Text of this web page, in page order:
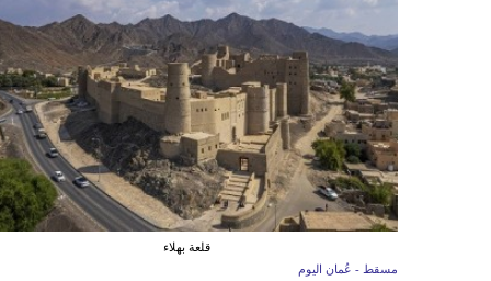
قلعة بهلاء
مسقط - عُمان اليوم